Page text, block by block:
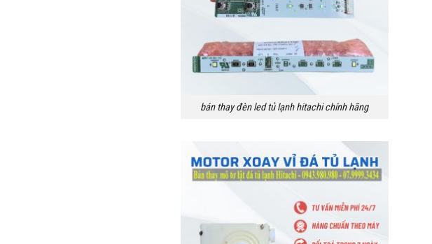
bán thay đèn led tủ lạnh hitachi chính hãng